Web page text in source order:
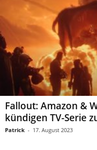
Fallout: Amazon &
kündigen TV-Serie
Patrick - 17. August 2023